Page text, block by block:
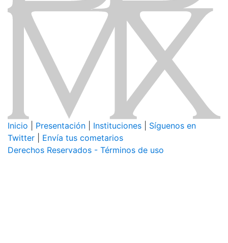
Inicio Presentación Instituciones
Síguenos en
Twitter
Envía tus cometarios
Derechos Reservados - Términos de uso